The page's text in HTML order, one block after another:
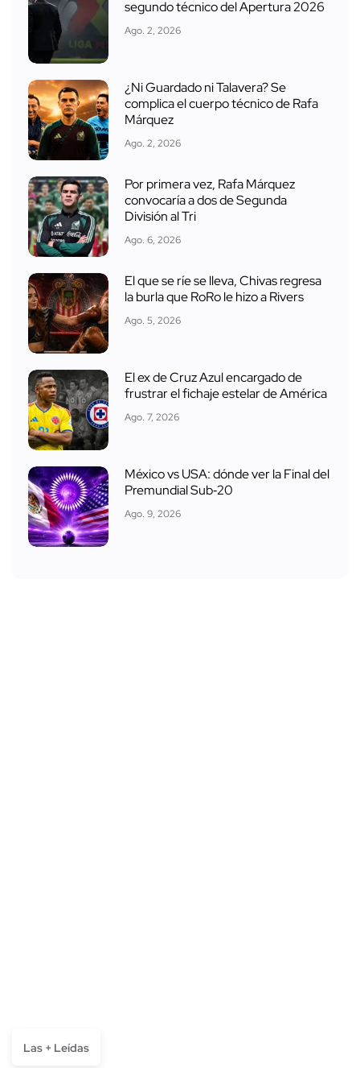
segundo técnico del Apertura 2026
Ago. 2, 2026
¿Ni Guardado ni Talavera? Se
complica el cuerpo técnico de Rafa
Márquez
Ago. 2, 2026
Por primera vez, Rafa Márquez
convocaría a dos de Segunda
División al Tri
Ago. 6, 2026
El que se ríe se lleva, Chivas regresa
la burla que RoRo le hizo a Rivers
Ago. 5, 2026
El ex de Cruz Azul encargado de
frustrar el fichaje estelar de América
Ago. 7, 2026
México vs USA: dónde ver la Final del
Premundial Sub‑20
Ago. 9, 2026
Las + Leídas